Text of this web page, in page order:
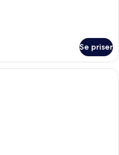
Se priser
Sengetøy av topp kvalitet, minibar,